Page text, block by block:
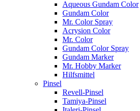
Aqueous Gundam Color
Gundam Color
Mr. Color Spray
Acrysion Color
Mr. Color
Gundam Color Spray
Gundam Marker
Mr. Hobby Marker
Hilfsmittel
Pinsel
Revell-Pinsel
Tamiya-Pinsel